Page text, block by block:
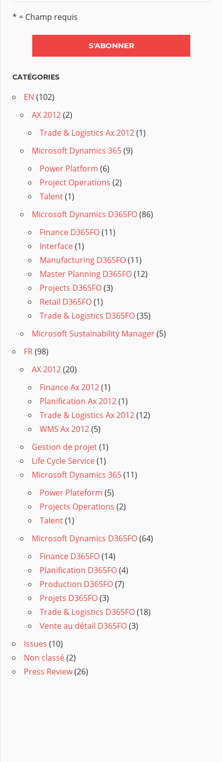
* = Champ requis
CATÉGORIES
EN (102)
AX 2012(2)
Trade & Logistics Ax 2012(1)
Microsoft Dynamics 365(9)
Power Platform (6)
Project Operations (2)
Talent(1)
Microsoft Dynamics D365FO(86)
Finance D365FO(11)
Interface(1)
Manufacturing D365FO(11)
Master Planning D365FO(12)
Projects D365FO(3)
Retail D365FO(1)
Trade & Logistics D365FO(35)
Microsoft Sustainability Manager(5)
FR(98)
AX 2012(20)
Finance Ax 2012(1)
Planification Ax 2012(1)
Trade & Logistics Ax 2012(12)
WMS Ax 2012(5)
Gestion de projet(1)
Life Cycle Service(1)
Microsoft Dynamics 365(11)
Power Plateform (5)
Projects Operations (2)
Talent(1)
Microsoft Dynamics D365FO(64)
Finance D365FO(14)
Planification D365FO(4)
Production D365FO(7)
Projets D365FO(3)
Trade & Logistics D365FO(18)
Vente au détail D365FO(3)
Issues (10)
Non classé(2)
Press Review(26)